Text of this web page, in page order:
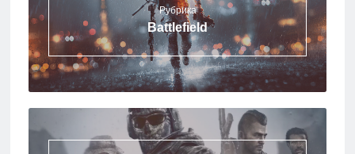
Рубрика
Battlefield